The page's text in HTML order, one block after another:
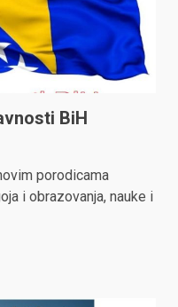
BiH
porodicama
i obrazovanja, nauke i